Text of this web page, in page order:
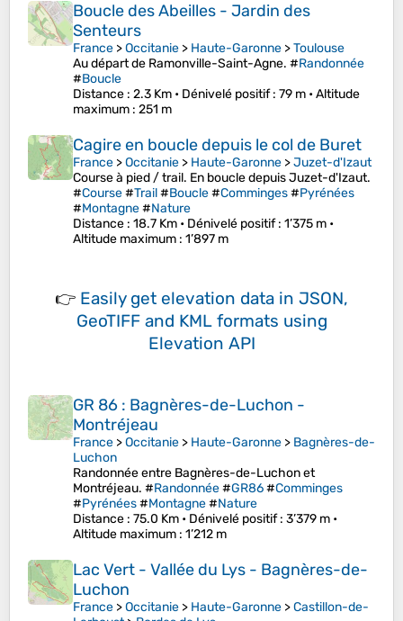
Boucle des Abeilles - Jardin des
Senteurs
France >Occitanie > Haute-Garonne >Toulouse
Au départ de Ramonville-Saint-Agne. #Randonnée
#Boucle
Distance : 2.3 Km • Dénivelé positif: 79 m •Altitude
maximum : 251 m
Cagire en boucle depuis le col de Buret
France >Occitanie > Haute-Garonne >Juzet-d'Izaut
Course à pied / trail. En boucle depuis Juzet-d'Izaut.
#Course#Trail#Boucle#Comminges#Pyrénées
#Montagne#Nature
Distance : 18.7 Km • Dénivelé positif: 1’375 m •
Altitude maximum : 1’897 m
👉 Easily get elevation data in JSON,
GeoTIFF and KML formats using
Elevation API
GR 86 : Bagnères-de-Luchon -
Montréjeau
France >Occitanie > Haute-Garonne > Bagnères-de-
Luchon
Randonnée entre Bagnères-de-Luchon et
Montréjeau. #Randonnée#GR86#Comminges
#Pyrénées#Montagne#Nature
Distance : 75.0 Km • Dénivelé positif: 3’379 m •
Altitude maximum : 1’212 m
Lac Vert - Vallée du Lys - Bagnères-de-
Luchon
France >Occitanie > Haute-Garonne >Castillon-de-